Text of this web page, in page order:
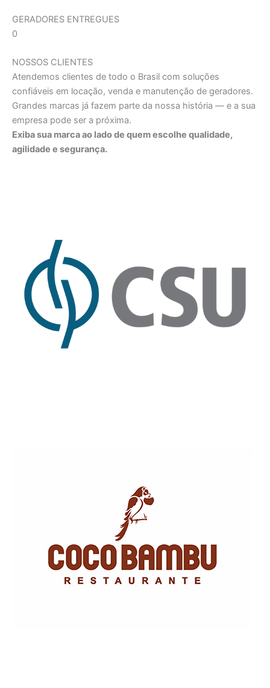
GERADORES ENTREGUES
0
NOSSOS CLIENTES
Atendemos clientes de todo o Brasil com soluções
confiáveis em locação, venda e manutenção de geradores.
Grandes marcas já fazem parte da nossa história — e a sua
empresa pode ser a próxima.
Exiba sua marca ao lado de quem escolhe qualidade,
agilidade e segurança.